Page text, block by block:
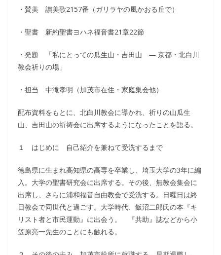
・賛美 讃美歌2157番（ガリラヤの風かおる丘で）
・聖書 新約聖書ヨハネ福音書21章22節
・発題 「私にとっての瓜生山・吉田山 ― 京都・北白川
教会祈りの場」
・担当 中滝孝明（加茂市在住・家庭集会他）
配布資料をもとに、北白川教会に導かれ、祈りの山瓜生
山、吉田山の祈祷会に出席するようになったことを語る。
１ はじめに 自己紹介を兼ねて受洗するまで
徳島県に生まれ高知県の高専を卒業し、埼玉大学の3年に編
入。大学の聖書研究会に出席する。その後、無教会集会に
出席し、さらに浦和福音自由教会で受洗する。日曜日は終
日教会で同世代と過ごす。大学時代、飯沼二郎氏の本『キ
リスト者と市民運動』に出会う。 『共助』誌などから小
笠原亮一先生のことにも触れる。